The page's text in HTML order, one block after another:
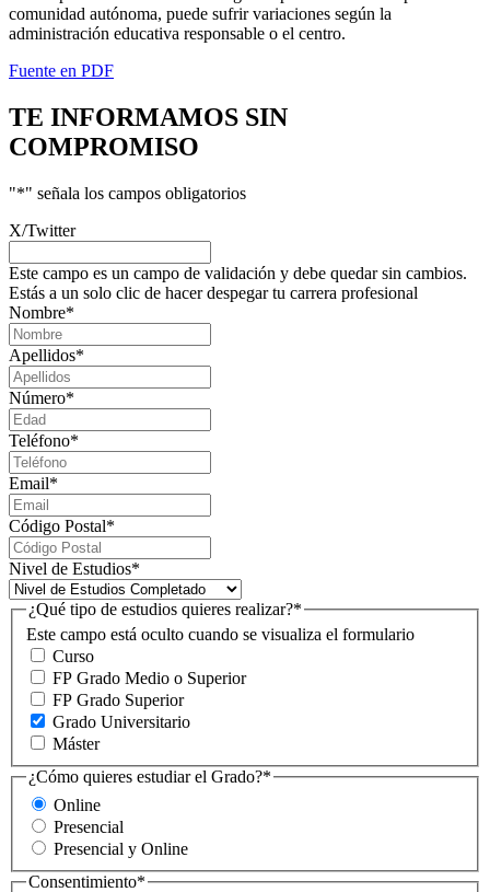
comunidad autónoma, puede sufrir variaciones según la
administración educativa responsable o el centro.
Fuente en PDF
TE INFORMAMOS SIN
COMPROMISO
"*" señala los campos obligatorios
X/Twitter
Este campo es un campo de validación y debe quedar sin cambios.
Estás a un solo clic de hacer despegar tu carrera profesional
Nombre*
Apellidos*
Número*
Teléfono*
Email*
Código Postal*
Nivel de Estudios*
Este campo está oculto cuando se visualiza el formulario
¿Qué tipo de estudios quieres realizar?*
Curso
FP Grado Medio o Superior
FP Grado Superior
Grado Universitario
Máster
¿Cómo quieres estudiar el Grado?*
Online
Presencial
Presencial y Online
Consentimiento*